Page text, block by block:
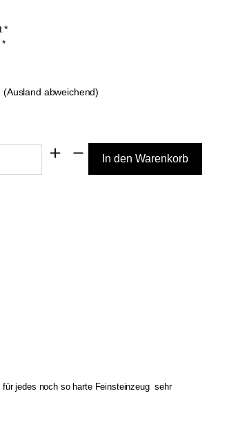
*
*
abweichend)
jedes noch so harte Feinsteinzeug sehr